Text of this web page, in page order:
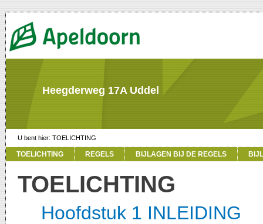
Heegderweg 17A Uddel
TOELICHTING
TOELICHTING REGELS BIJLAGEN BIJ DE REGELS
TOELICHTING
Hoofdstuk 1 INLEIDING